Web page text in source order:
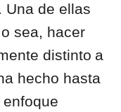
Una de ellas
o sea, hacer
distinto a
hecho hasta